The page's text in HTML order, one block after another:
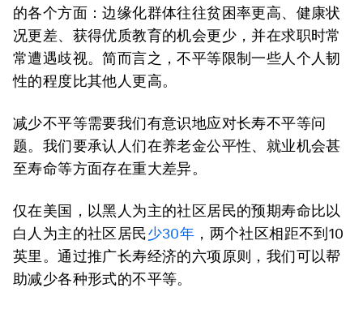
的各个方面：边缘化群体往往贫困率更高、健康状
况更差、获得优质教育的机会更少，并在求职时常
常遭遇歧视。简而言之，不平等限制一些人个人韧
性的程度比其他人更高。
减少不平等需要我们有意识地应对长寿不平等问
题。我们要承认人们在养老金公平性、就业机会甚
至寿命等方面存在重大差异。
仅在美国，以黑人为主的社区居民的预期寿命比以
白人为主的社区居民少30年 ，两个社区相距不到10
英里。通过推广长寿经济的六项原则，我们可以帮
助减少各种形式的不平等。